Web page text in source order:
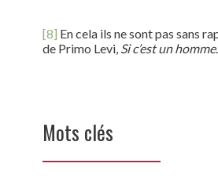
[8] En cela ils ne sont pas sans
de Primo Levi, Si c’est un homme.
Mots clés